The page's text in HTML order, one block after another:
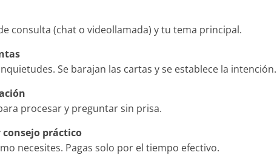
consulta (chat o videollamada) y tu tema principal.
Se barajan las cartas y se establece la intención.
procesar y preguntar sin prisa.
práctico
necesites. Pagas solo por el tiempo efectivo.